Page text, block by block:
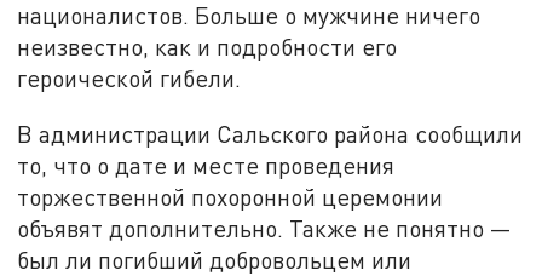
националистов. Больше о мужчине ничего
неизвестно, как и подробности его
героической гибели.
В администрации Сальского района сообщили
то, что о дате и месте проведения
торжественной похоронной церемонии
объявят дополнительно. Также не понятно —
был ли погибший добровольцем или